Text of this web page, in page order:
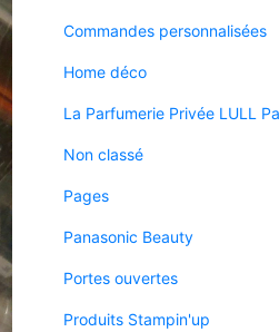
Commandes personnalisées
Home déco
La Parfumerie Privée LULL
Non classé
Pages
Panasonic Beauty
Portes ouvertes
Produits Stampin'up